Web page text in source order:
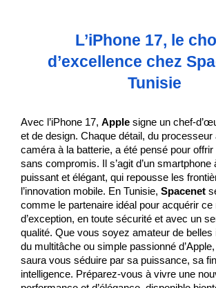
L’iPhone 17, le
d’excellence chez
Tunisie
Avec l’iPhone 17, Apple signe un chef-
et de design. Chaque détail, du processeur
caméra à la batterie, a été pensé pour
sans compromis. Il s’agit d’un smartphone
puissant et élégant, qui repousse les
l’innovation mobile. En Tunisie, Spacenet
comme le partenaire idéal pour acquérir ce
d’exception, en toute sécurité et avec un
qualité. Que vous soyez amateur de belles
du multitâche ou simple passionné d’Apple,
saura vous séduire par sa puissance, sa
intelligence. Préparez-vous à vivre une